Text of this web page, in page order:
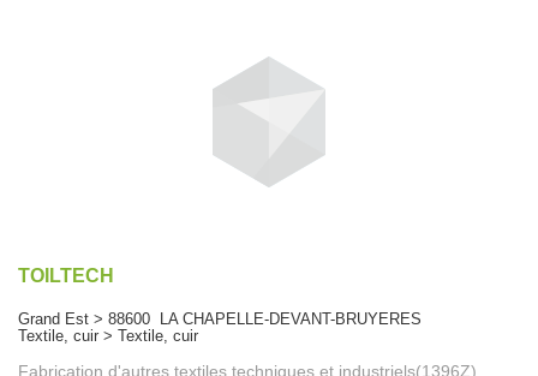
TOILTECH
Grand Est > 88600 LA CHAPELLE-DEVANT-BRUYERES
Textile, cuir > Textile, cuir
Fabrication d'autres textiles techniques et industriels(1396Z)